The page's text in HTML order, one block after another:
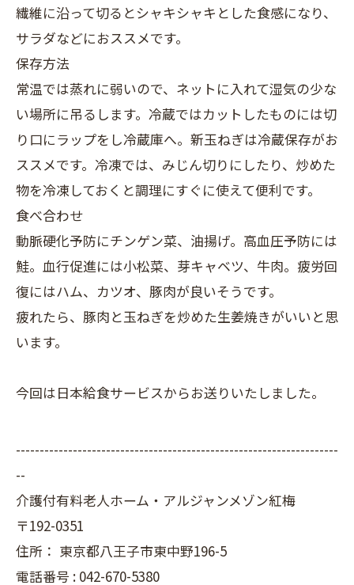
繊維に沿って切るとシャキシャキとした食感になり、
サラダなどにおススメです。
保存方法
常温では蒸れに弱いので、ネットに入れて湿気の少な
い場所に吊るします。冷蔵ではカットしたものには切
り口にラップをし冷蔵庫へ。新玉ねぎは冷蔵保存がお
ススメです。冷凍では、みじん切りにしたり、炒めた
物を冷凍しておくと調理にすぐに使えて便利です。
食べ合わせ
動脈硬化予防にチンゲン菜、油揚げ。高血圧予防には
鮭。血行促進には小松菜、芽キャベツ、牛肉。疲労回
復にはハム、カツオ、豚肉が良いそうです。
疲れたら、豚肉と玉ねぎを炒めた生姜焼きがいいと思
います。
今回は日本給食サービスからお送りいたしました。
--------------------------------------------------------------------
--
介護付有料老人ホーム・アルジャンメゾン紅梅
〒192-0351
住所： 東京都八王子市東中野196-5
電話番号 : 042-670-5380